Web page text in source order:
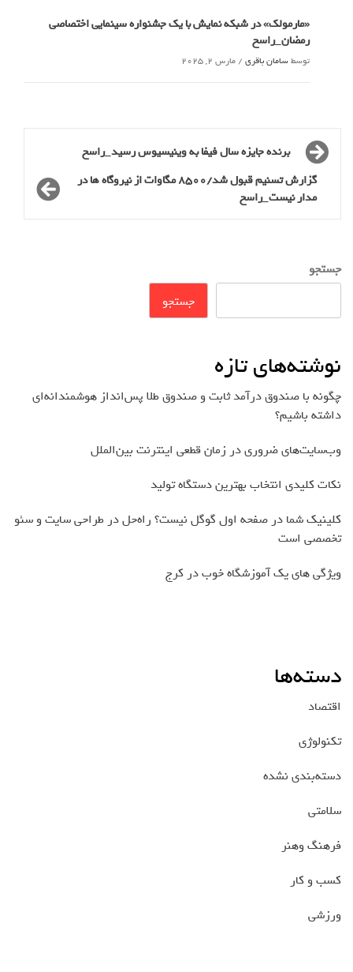
«مارمولک» در شبکه نمایش با یک جشنواره سینمایی اختصاصی
رمضان_راسخ
توسطسامان باقری / مارس 2, 2025
برنده جایزه سال فیفا به وینیسیوس رسید_راسخ
گزارش تسنیم قبول شد/8500 مگاوات از نیروگاه ها در
مدار نیست_راسخ
جستجو
جستجو
نوشته‌های تازه
چگونه با صندوق درآمد ثابت و صندوق طلا پس‌انداز هوشمندانه‌ای
داشته باشیم؟
وب‌سایت‌های ضروری در زمان قطعی اینترنت بین‌الملل
نکات کلیدی انتخاب بهترین دستگاه تولید
کلینیک شما در صفحه اول گوگل نیست؟ راه‌حل در طراحی سایت و سئو
تخصصی است
ویژگی های یک آموزشگاه خوب در کرج
دسته‌ها
اقتصاد
تکنولوژی
دسته‌بندی نشده
سلامتی
فرهنگ وهنر
کسب و کار
ورزشی